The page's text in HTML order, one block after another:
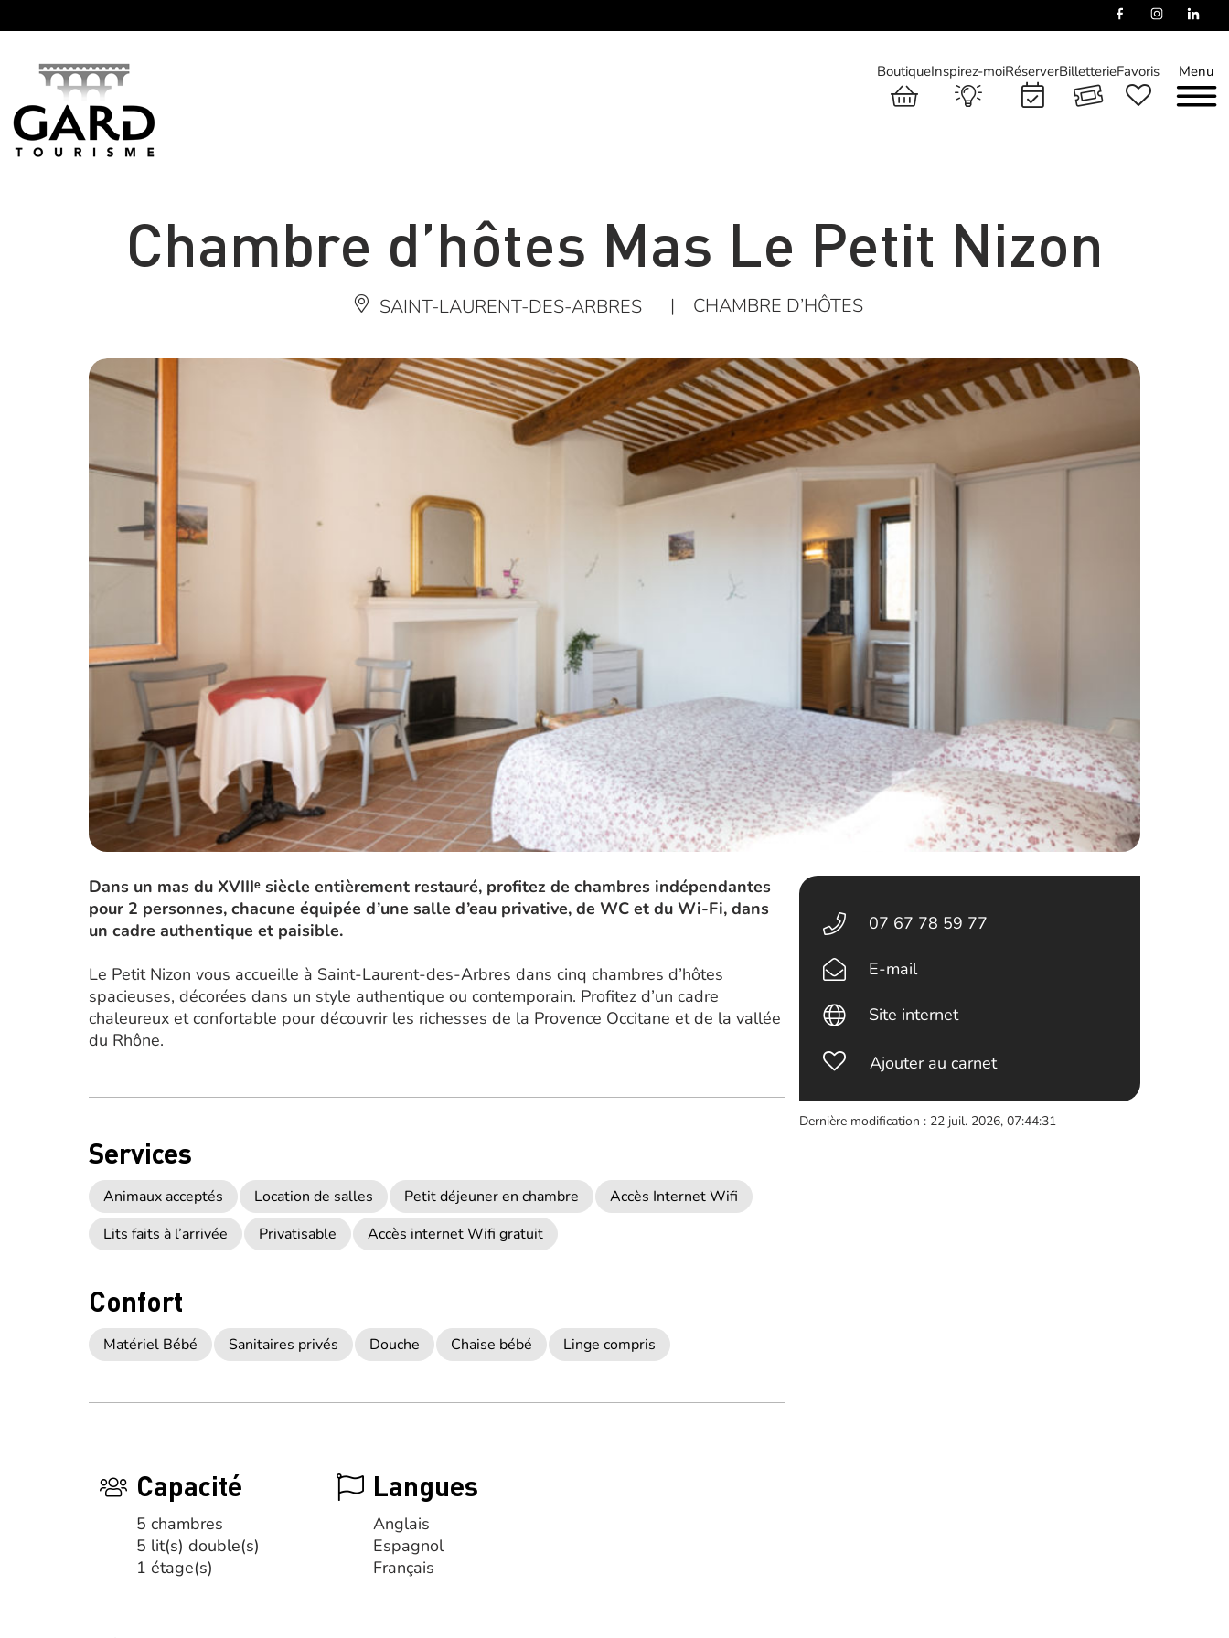
Menu
BoutiqueInspirez-moiRéserverBilletterieFavoris
Chambre d’hôtes Mas Le Petit Nizon
SAINT-LAURENT-DES-ARBRES | CHAMBRE D’HÔTES
Dans un mas du XVIIIᵉ siècle entièrement restauré, profitez de chambres indépendantes
pour 2 personnes, chacune équipée d’une salle d’eau privative, de WC et du Wi-Fi, dans
un cadre authentique et paisible.
Le Petit Nizon vous accueille à Saint-Laurent-des-Arbres dans cinq chambres d’hôtes
spacieuses, décorées dans un style authentique ou contemporain. Profitez d’un cadre
chaleureux et confortable pour découvrir les richesses de la Provence Occitane et de la vallée
du Rhône.
Services
Animaux acceptés Location de salles Petit déjeuner en chambre
Accès Internet Wifi
Lits faits à l’arrivée
Privatisable Accès internet Wifi gratuit
Confort
Matériel Bébé Sanitaires privés Douche Chaise bébé Linge compris
Capacité
5 chambres
5 lit(s) double(s)
1 étage(s)
Langues
Anglais
Espagnol
Français
07 67 78 59 77
E-mail
Site internet
Ajouter au carnet
Dernière modification : 22 juil. 2026, 07:44:31